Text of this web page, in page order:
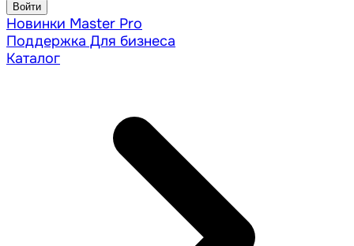
Войти
Новинки Master Pro
Поддержка Для бизнеса
Каталог